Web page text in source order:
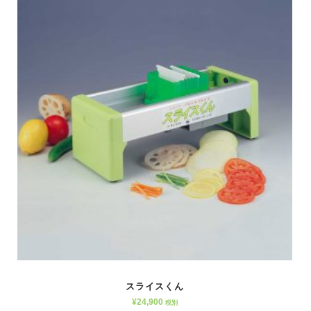
スライスくん
¥24,900 税別